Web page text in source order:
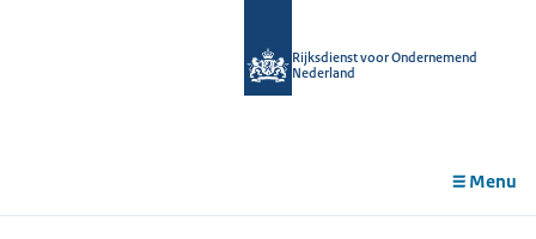
Rijksdienst voor Ondernemend
Nederland
Menu